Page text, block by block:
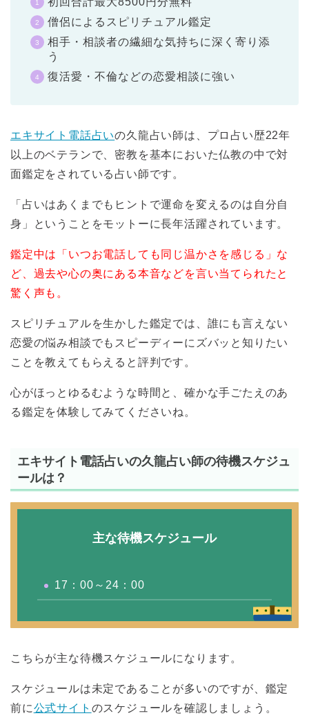
僧侶によるスピリチュアル鑑定
相手・相談者の繊細な気持ちに深く寄り添
う
復活愛・不倫などの恋愛相談に強い
エキサイト電話占いの久龍占い師は、プロ占い歴22年
以上のベテランで、密教を基本においた仏教の中で対
面鑑定をされている占い師です。
「占いはあくまでもヒントで運命を変えるのは自分自
身」ということをモットーに長年活躍されています。
鑑定中は「いつお電話しても同じ温かさを感じる」な
ど、過去や心の奥にある本音などを言い当てられたと
驚く声も。
スピリチュアルを生かした鑑定では、誰にも言えない
恋愛の悩み相談でもスピーディーにズバッと知りたい
ことを教えてもらえると評判です。
心がほっとゆるむような時間と、確かな手ごたえのあ
る鑑定を体験してみてくださいね。
エキサイト電話占いの久龍占い師の待機スケジュ
ールは？
主な待機スケジュール
17：00～24：00
こちらが主な待機スケジュールになります。
スケジュールは未定であることが多いのですが、鑑定
前に公式サイト のスケジュールを確認しましょう。